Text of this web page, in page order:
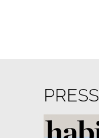
PRESS